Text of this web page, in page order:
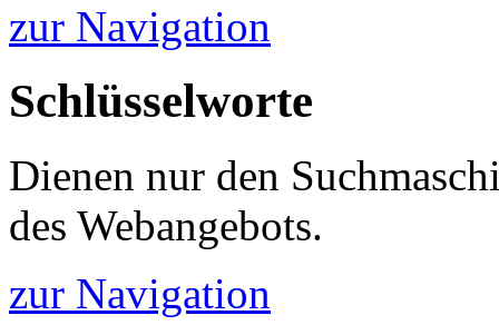
zur Navigation
Schlüsselworte
Dienen nur den
des Webangebots.
zur Navigation